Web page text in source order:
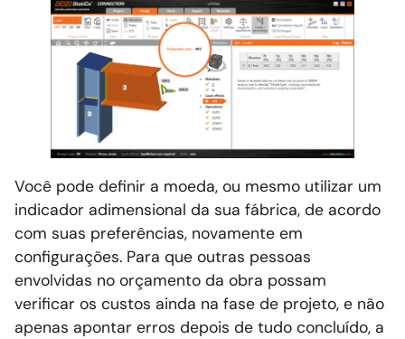
Você pode definir a moeda, ou mesmo utilizar um
indicador adimensional da sua fábrica, de acordo
com suas preferências, novamente em
configurações. Para que outras pessoas
envolvidas no orçamento da obra possam
verificar os custos ainda na fase de projeto, e não
apenas apontar erros depois de tudo concluído, a